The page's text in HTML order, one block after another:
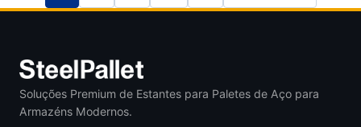
Soluções Premium de Estantes para Paletes de Aço para
Armazéns Modernos.